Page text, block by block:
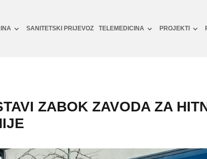
SANITETSKI PRIJEVOZ TELEMEDICINA PROJEKTI
ZABOK ZAVODA ZA